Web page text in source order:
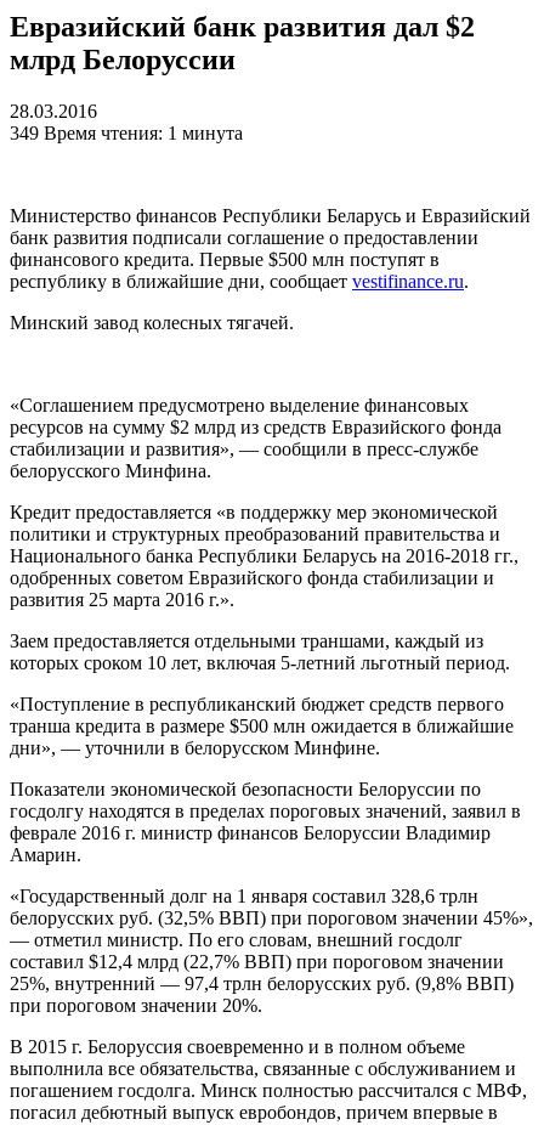
Евразийский банк развития дал $2
млрд Белоруссии
28.03.2016
349 Время чтения: 1 минута
Министерство финансов Республики Беларусь и Евразийский
банк развития подписали соглашение о предоставлении
финансового кредита. Первые $500 млн поступят в
республику в ближайшие дни, сообщает vestifinance.ru.
Минский завод колесных тягачей.
«Соглашением предусмотрено выделение финансовых
ресурсов на сумму $2 млрд из средств Евразийского фонда
стабилизации и развития», — сообщили в пресс-службе
белорусского Минфина.
Кредит предоставляется «в поддержку мер экономической
политики и структурных преобразований правительства и
Национального банка Республики Беларусь на 2016-2018 гг.,
одобренных советом Евразийского фонда стабилизации и
развития 25 марта 2016 г.».
Заем предоставляется отдельными траншами, каждый из
которых сроком 10 лет, включая 5-летний льготный период.
«Поступление в республиканский бюджет средств первого
транша кредита в размере $500 млн ожидается в ближайшие
дни», — уточнили в белорусском Минфине.
Показатели экономической безопасности Белоруссии по
госдолгу находятся в пределах пороговых значений, заявил в
феврале 2016 г. министр финансов Белоруссии Владимир
Амарин.
«Государственный долг на 1 января составил 328,6 трлн
белорусских руб. (32,5% ВВП) при пороговом значении 45%»,
— отметил министр. По его словам, внешний госдолг
составил $12,4 млрд (22,7% ВВП) при пороговом значении
25%, внутренний — 97,4 трлн белорусских руб. (9,8% ВВП)
при пороговом значении 20%.
В 2015 г. Белоруссия своевременно и в полном объеме
выполнила все обязательства, связанные с обслуживанием и
погашением госдолга. Минск полностью рассчитался с МВФ,
погасил дебютный выпуск евробондов, причем впервые в